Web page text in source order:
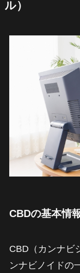
ル）
CBDの基本情
CBD（カンナビ
ンナビノイドの